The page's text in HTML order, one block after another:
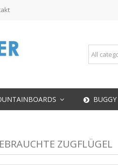
BUGGY
ZUGFLÜGEL